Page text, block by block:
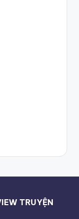
TRUYỆN